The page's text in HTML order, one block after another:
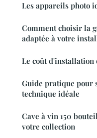
Les appareils photo
Comment choisir la
adaptée à votre
Le coût
Guide pratique pour
technique idéale
Cave à vin 150
votre collection